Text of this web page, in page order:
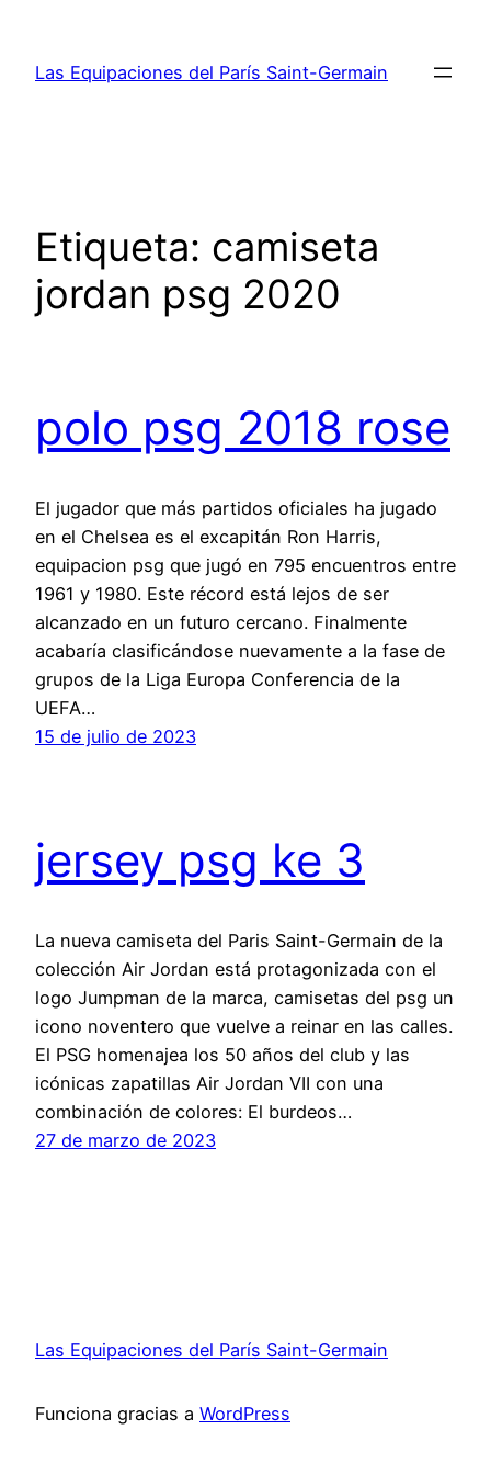
contenido
Las Equipaciones del París Saint-Germain
Etiqueta: camiseta
jordan psg 2020
polo psg 2018 rose
El jugador que más partidos oficiales ha jugado
en el Chelsea es el excapitán Ron Harris,
equipacion psg que jugó en 795 encuentros entre
1961 y 1980. Este récord está lejos de ser
alcanzado en un futuro cercano. Finalmente
acabaría clasificándose nuevamente a la fase de
grupos de la Liga Europa Conferencia de la
UEFA…
15 de julio de 2023
jersey psg ke 3
La nueva camiseta del Paris Saint-Germain de la
colección Air Jordan está protagonizada con el
logo Jumpman de la marca, camisetas del psg un
icono noventero que vuelve a reinar en las calles.
El PSG homenajea los 50 años del club y las
icónicas zapatillas Air Jordan VII con una
combinación de colores: El burdeos…
27 de marzo de 2023
Las Equipaciones del París Saint-Germain
Funciona gracias a WordPress